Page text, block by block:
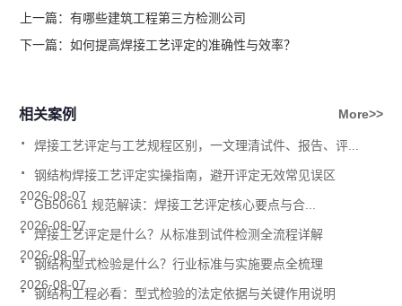
上一篇： 有哪些建筑工程第三方检测公司
下一篇： 如何提高焊接工艺评定的准确性与效率？
相关案例 More>>
焊接工艺评定与工艺规程区别，一文理清试件、报告、评...
.
2026-08-07
钢结构焊接工艺评定实操指南，避开评定无效常见误区
.
2026-08-07
GB50661 规范解读：焊接工艺评定核心要点与合...
.
2026-08-07
焊接工艺评定是什么？从标准到试件检测全流程详解
.
2026-08-07
钢结构型式检验是什么？行业标准与实施要点全梳理
.
钢结构工程必看：型式检验的法定依据与关键作用说明
.